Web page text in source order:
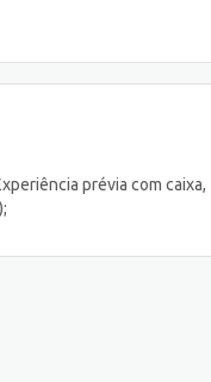
prévia com caixa,